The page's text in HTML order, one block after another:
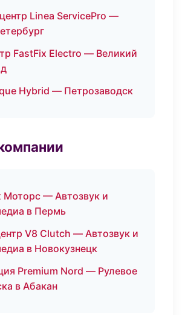
Linea ServicePro —
FastFix Electro — Великий
Hybrid — Петрозаводск
— Автозвук и
в Пермь
V8 Clutch — Автозвук и
в Новокузнецк
Premium Nord — Рулевое
в Абакан